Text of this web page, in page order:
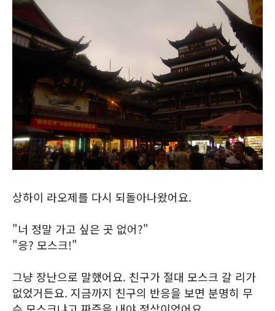
상하이 라오제를 다시 되돌아나왔어요.
"너 정말 가고 싶은 곳 없어?"
"응? 모스크!"
그냥 장난으로 말했어요. 친구가 절대 모스크 갈 리가
없었거든요. 지금까지 친구의 반응을 보면 분명히 무